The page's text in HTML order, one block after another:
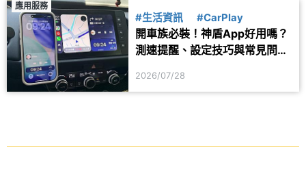
應用服務
#生活資訊 #CarPlay
開車族必裝！神盾App好用嗎？
測速提醒、設定技巧與常見問題
2026/07/28